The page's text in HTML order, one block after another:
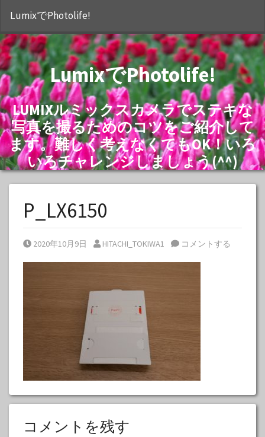
LumixでPhotolife!
LumixでPhotolife!
LUMIXルミックスカメラでステキな
写真を撮るためのコツをご紹介して
ます。難しく考えなくてもOK！いろ
いろチャレンジしましょう(^^)
P_LX6150
Posted on
2020年10月9日 Posted by
HITACHI_TOKIWA1 コメントする
コメントを残す